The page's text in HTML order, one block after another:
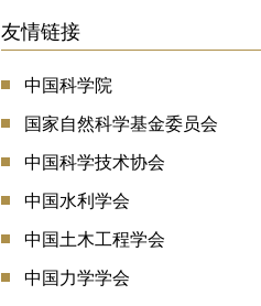
友情链接
中国科学院
国家自然科学基金委员会
中国科学技术协会
中国水利学会
中国土木工程学会
中国力学学会